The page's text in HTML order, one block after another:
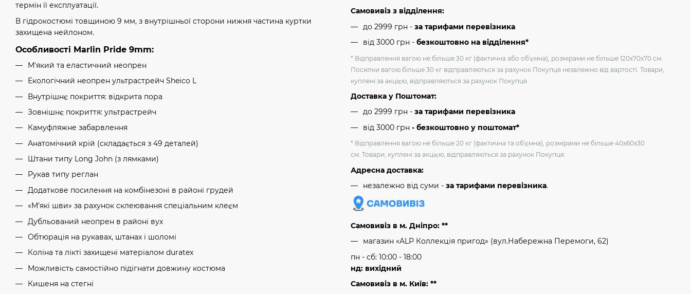
термін її експлуатації.
В гідрокостюмі товщиною 9 мм, з внутрішньої сторони нижня частина куртки
захищена нейлоном.
Особливості Marlin Pride 9mm:
М'який та еластичний неопрен
Екологічний неопрен ультрастрейч Sheico L
Внутрішнє покриття: відкрита пора
Зовнішнє покриття: ультрастрейч
Камуфляжне забарвлення
Анатомічний крій (складається з 49 деталей)
Штани типу Long John (з лямками)
Рукав типу реглан
Додаткове посилення на комбінезоні в районі грудей
«М'які шви» за рахунок склеювання спеціальним клеєм
Дубльований неопрен в районі вух
Обтюрація на рукавах, штанах і шоломі
Коліна та лікті захищені матеріалом duratex
Можливість самостійно підігнати довжину костюма
Кишеня на стегні
Самовивіз з відділення:
до 2999 грн - за тарифами перевізника
від 3000 грн - безкоштовно на відділення*
* Відправлення вагою не більше 30 кг (фактична або об'ємна), розмірами не більше 120х70х70 см.
Посилки вагою більше 30 кг відправляються за рахунок Покупця незалежно від вартості. Товари,
куплені за акцією, відправляються за рахунок Покупця.
Доставка у Поштомат:
до 2999 грн - за тарифами перевізника
від 3000 грн - безкоштовно у поштомат*
* Відправлення вагою не більше 20 кг (фактична та об'ємна), розмірами не більше 40х60х30
см. Товари, куплені за акцією, відправляються за рахунок Покупця.
Адресна доставка:
незалежно від суми - за тарифами перевізника.
Самовивіз в м. Дніпро: **
магазин «ALP Коллекція пригод» (вул.Набережна Перемоги, 62)
пн - сб: 10:00 - 18:00
нд: вихідний
Самовивіз в м. Київ: **